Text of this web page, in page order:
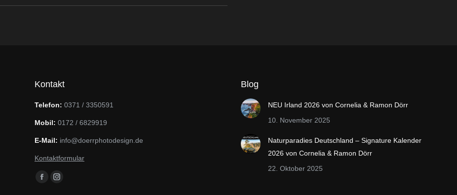
Kontakt
Telefon: 0371 / 3350591
Mobil: 0172 / 6829919
E-Mail: info@doerrphotodesign.de
Kontaktformular
Finden Sie uns auf:
FacebookInstagram
Blog
NEU Irland 2026 von Cornelia & Ramon Dörr
10. November 2025
Naturparadies Deutschland – Signature Kalender
2026 von Cornelia & Ramon Dörr
22. Oktober 2025